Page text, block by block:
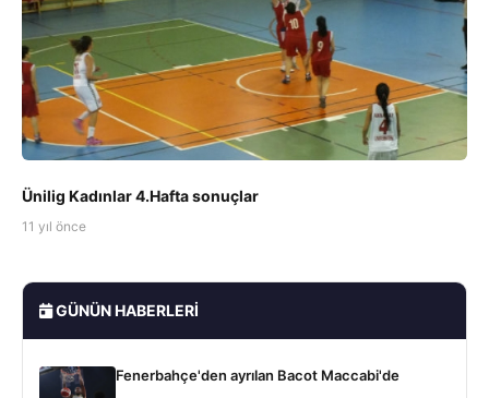
Ünilig Kadınlar 4.Hafta sonuçlar
11 yıl önce
GÜNÜN HABERLERI
Fenerbahçe'den ayrılan Bacot Maccabi'de